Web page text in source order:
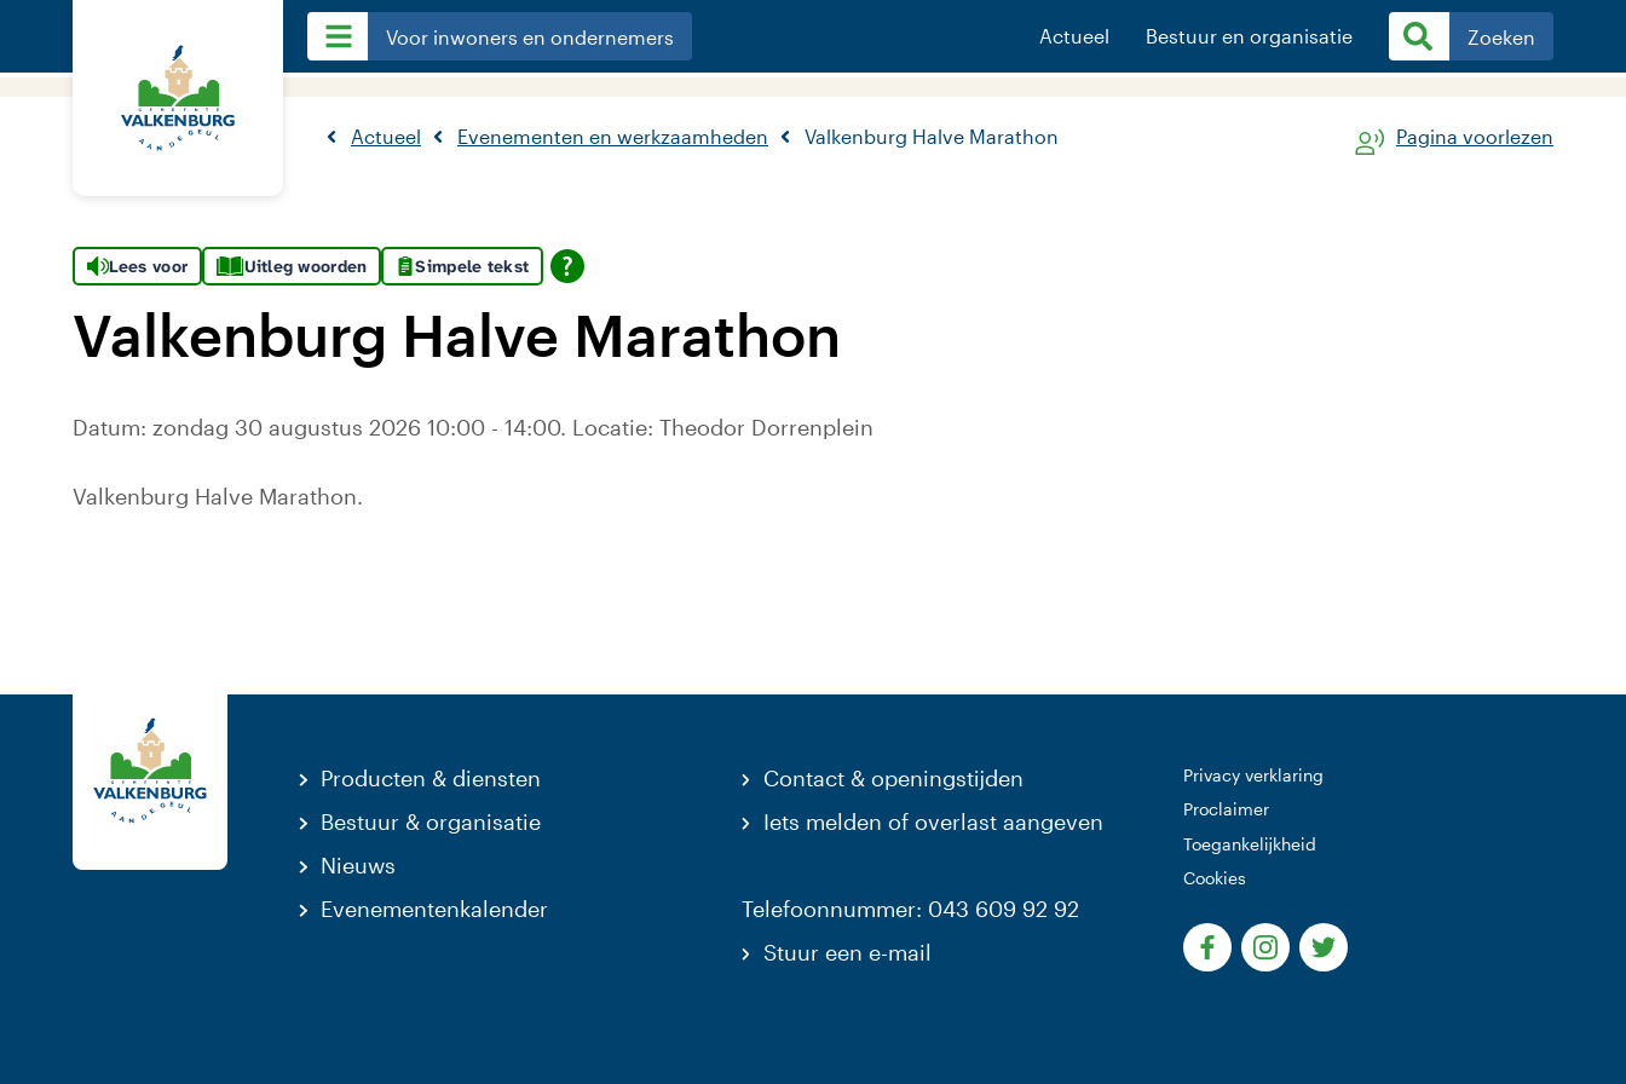
Voor inwoners en ondernemers Actueel Bestuur en organisatie Zoeken
Actueel Evenementen en werkzaamheden Valkenburg Halve Marathon Pagina voorlezen
Lees voor Uitleg woorden Simpele tekst
Valkenburg Halve Marathon
Datum: zondag 30 augustus 2026 10:00 - 14:00. Locatie: Theodor Dorrenplein
Valkenburg Halve Marathon.
Producten & diensten
Bestuur & organisatie
Nieuws
Evenementenkalender
Contact & openingstijden
Iets melden of overlast aangeven
Telefoonnummer: 043 609 92 92
Stuur een e-mail
Privacy verklaring
Proclaimer
Toegankelijkheid
Cookies
(Deze link gaat naar een externe website)
(Deze link gaat naar een externe
(Deze link gaat naar een